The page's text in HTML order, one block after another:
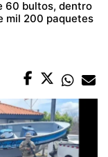
60 bultos, dentro
mil 200 paquetes